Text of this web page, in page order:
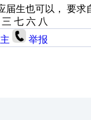
届生也可以， 要
七 六 八
举报